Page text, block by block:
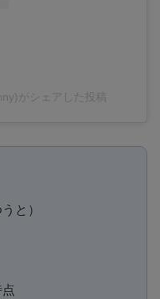
がシェアした投稿
と）